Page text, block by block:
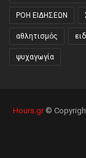
ΡΟΗ ΕΙΔΗΣΕΩΝ
αθλητισμός
ψυχαγωγία
Hours.gr©